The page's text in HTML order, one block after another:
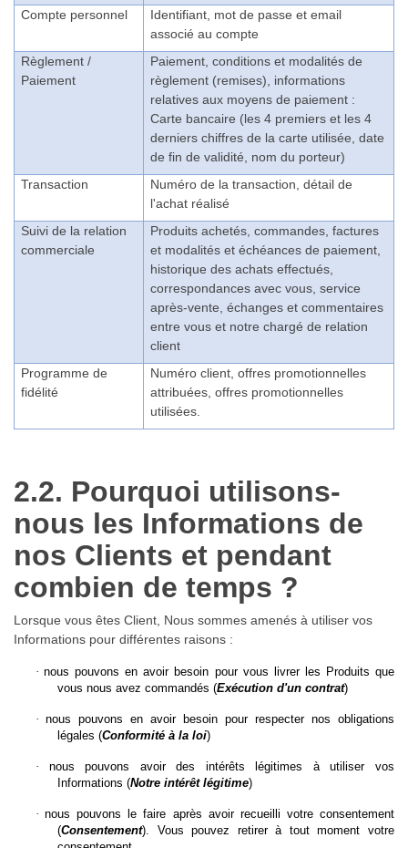
Compte personnel
Identifiant, mot de passe et email
associé au compte
Règlement /
Paiement
Paiement, conditions et modalités de
règlement (remises), informations
relatives aux moyens de paiement :
Carte bancaire (les 4 premiers et les 4
derniers chiffres de la carte utilisée, date
de fin de validité, nom du porteur)
Transaction
Numéro de la transaction, détail de
l'achat réalisé
Suivi de la relation
commerciale
Produits achetés, commandes, factures
et modalités et échéances de paiement,
historique des achats effectués,
correspondances avec vous, service
après-vente, échanges et commentaires
entre vous et notre chargé de relation
client
Programme de
fidélité
Numéro client, offres promotionnelles
attribuées, offres promotionnelles
utilisées.
2.2. Pourquoi utilisons-
nous les Informations de
nos Clients et pendant
combien de temps ?
Lorsque vous êtes Client, Nous sommes amenés à utiliser vos
Informations pour différentes raisons :
·nous pouvons en avoir besoin pour vous livrer les Produits que
vous nous avez commandés (Exécution d'un contrat)
· nous pouvons en avoir besoin pour respecter nos obligations
légales (Conformité à la loi)
· nous pouvons avoir des intérêts légitimes à utiliser vos
Informations (Notre intérêt légitime)
·nous pouvons le faire après avoir recueilli votre consentement
(Consentement). Vous pouvez retirer à tout moment votre